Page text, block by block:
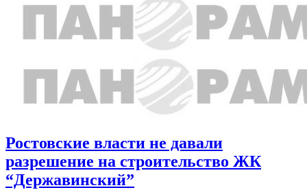
Ростовские власти не давали
разрешение на строительство ЖК
“Державинский”